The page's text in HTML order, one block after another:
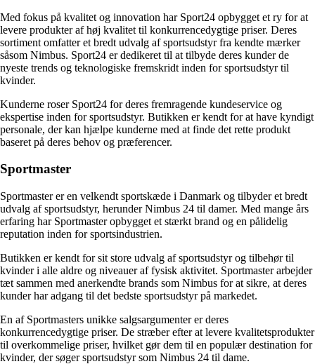
Med fokus på kvalitet og innovation har Sport24 opbygget et ry for at
levere produkter af høj kvalitet til konkurrencedygtige priser. Deres
sortiment omfatter et bredt udvalg af sportsudstyr fra kendte mærker
såsom Nimbus. Sport24 er dedikeret til at tilbyde deres kunder de
nyeste trends og teknologiske fremskridt inden for sportsudstyr til
kvinder.
Kunderne roser Sport24 for deres fremragende kundeservice og
ekspertise inden for sportsudstyr. Butikken er kendt for at have kyndigt
personale, der kan hjælpe kunderne med at finde det rette produkt
baseret på deres behov og præferencer.
Sportmaster
Sportmaster er en velkendt sportskæde i Danmark og tilbyder et bredt
udvalg af sportsudstyr, herunder Nimbus 24 til damer. Med mange års
erfaring har Sportmaster opbygget et stærkt brand og en pålidelig
reputation inden for sportsindustrien.
Butikken er kendt for sit store udvalg af sportsudstyr og tilbehør til
kvinder i alle aldre og niveauer af fysisk aktivitet. Sportmaster arbejder
tæt sammen med anerkendte brands som Nimbus for at sikre, at deres
kunder har adgang til det bedste sportsudstyr på markedet.
En af Sportmasters unikke salgsargumenter er deres
konkurrencedygtige priser. De stræber efter at levere kvalitetsprodukter
til overkommelige priser, hvilket gør dem til en populær destination for
kvinder, der søger sportsudstyr som Nimbus 24 til dame.